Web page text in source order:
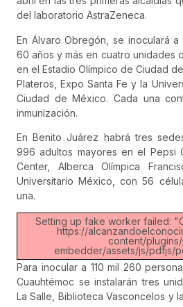
del laboratorio AstraZeneca.
En Álvaro Obregón, se inoculará
60 años y más en cuatro unidades
en el Estadio Olímpico de Ciudad
Plateros, Expo Santa Fe y la
Ciudad de México. Cada una
inmunización.
En Benito Juárez habrá tres
996 adultos mayores en el Pepsi
Center, Alberca Olímpica
Universitario México, con 56
una.
Setting up fake worker failed:
https://
content/
embedder/assets/js/pdfjs/
Para inocular a 110 mil 260
Cuauhtémoc se instalarán tres
La Salle, Biblioteca Vasconcelos y